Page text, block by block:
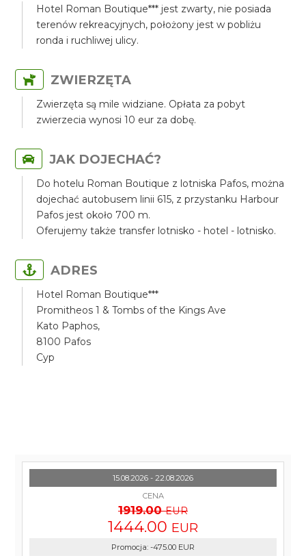
Hotel Roman Boutique*** jest zwarty, nie posiada
terenów rekreacyjnych, położony jest w pobliżu
ronda i ruchliwej ulicy.
ZWIERZĘTA
Zwierzęta są mile widziane. Opłata za pobyt
zwierzecia wynosi 10 eur za dobę.
JAK DOJECHAĆ?
Do hotelu Roman Boutique z lotniska Pafos, można
dojechać autobusem linii 615, z przystanku Harbour
Pafos jest około 700 m.
Oferujemy także transfer lotnisko - hotel - lotnisko.
ADRES
Hotel Roman Boutique***
Promitheos 1 & Tombs of the Kings Ave
Kato Paphos,
8100 Pafos
Cyp
15.08.2026 - 22.08.2026
CENA
1919.00 EUR
1444.00 EUR
Promocja: -475.00 EUR